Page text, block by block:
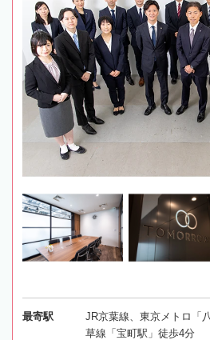
最寄駅
JR京葉線、東京メトロ「
草線「宝町駅」徒歩4分